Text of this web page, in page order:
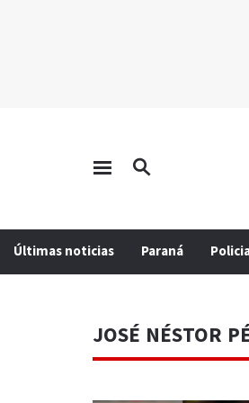
Últimas noticias Paraná
JOSÉ NÉSTOR